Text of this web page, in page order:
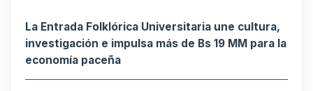
La Entrada Folklórica Universitaria une cultura,
investigación e impulsa más de Bs 19 MM para la
economía paceña